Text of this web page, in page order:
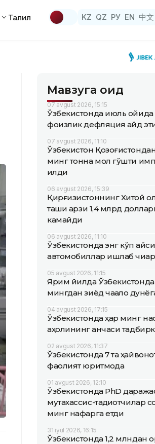
Таҳлил KZ QZ РУ EN 中文
Мавзуга оид
07 avgust 2026, 15:15
Ўзбекистонда июль ойида
фоизлик дефляция қайд
07 avgust 2026, 11:10
Ўзбекистон
минг тонна мол гўшти
қилди
06 avgust 2026, 15:39
Қирғизистоннинг Хитой
ташқи қарзи 1,4 млрд
камайди
06 avgust 2026, 11:10
Ўзбекистонда энг кўп қайси
автомобиллар ишлаб
05 avgust 2026, 11:15
Ярим йилда Ўзбекистонда
мингдан зиёд чақалоқ
04 avgust 2026, 17:15
Ўзбекистонда ҳар минг
аҳолининг қанчаси
02 avgust 2026, 11:37
Ўзбекистонда 7 та
фаолият юритмоқда
01 avgust 2026, 12:10
Ўзбекистонда PhD
мутахассис-тадқиқотчилар
минг нафарга етди
31 iyul 2026, 16:15
Ўзбекистонда 1,2 млндан